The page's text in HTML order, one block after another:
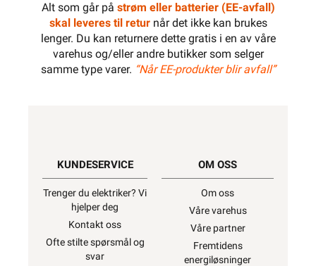
Alt som går på strøm eller batterier (EE-avfall)
skal leveres til returnår det ikke kan brukes
lenger. Du kan returnere dette gratis i en av våre
varehus og/eller andre butikker som selger
samme type varer. “Når EE-produkter blir avfall”
KUNDESERVICE
Trenger du elektriker? Vi
hjelper deg
Kontakt oss
Ofte stilte spørsmål og
svar
OM OSS
Om oss
Våre varehus
Våre partner
Fremtidens
energiløsninger